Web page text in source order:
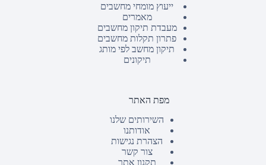
ייעוץ מומחי מחשבים
מאמרים
מעבדת תיקון מחשבים
פתרון תקלות מחשבים
תיקון מחשב לפי מותג
תיקונים
מפת האתר
השירותים שלנו
אודותנו
הצהרת נגישות
צור קשר
תקנון אתר